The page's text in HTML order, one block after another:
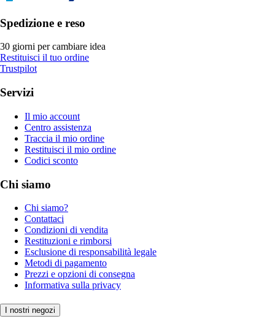
Spedizione e reso
30 giorni per cambiare idea
Restituisci il tuo ordine
Trustpilot
Servizi
Il mio account
Centro assistenza
Traccia il mio ordine
Restituisci il mio ordine
Codici sconto
Chi siamo
Chi siamo?
Contattaci
Condizioni di vendita
Restituzioni e rimborsi
Esclusione di responsabilità legale
Metodi di pagamento
Prezzi e opzioni di consegna
Informativa sulla privacy
I nostri negozi